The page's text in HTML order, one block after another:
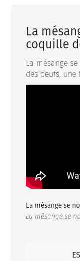
La
coquille
La mésange
des oeufs,
La mésange se
La mésange se